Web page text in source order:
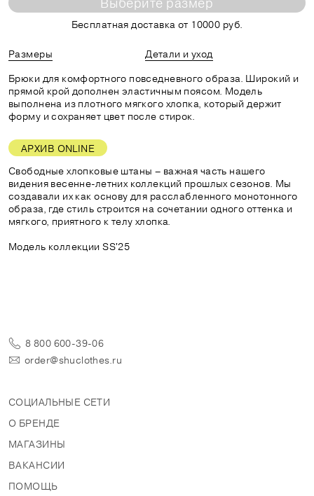
Бесплатная доставка от 10000 руб.
Размеры
Детали и уход
Брюки для комфортного повседневного образа. Широкий и
прямой крой дополнен эластичным поясом. Модель
выполнена из плотного мягкого хлопка, который держит
форму и сохраняет цвет после стирок.
АРХИВ ONLINE
Свободные хлопковые штаны – важная часть нашего
видения весенне-летних коллекций прошлых сезонов. Мы
создавали их как основу для расслабленного монотонного
образа, где стиль строится на сочетании одного оттенка и
мягкого, приятного к телу хлопка.
Модель коллекции SS'25
8 800 600-39-06
order@shuclothes.ru
СОЦИАЛЬНЫЕ СЕТИ
О БРЕНДЕ
МАГАЗИНЫ
ВАКАНСИИ
ПОМОЩЬ